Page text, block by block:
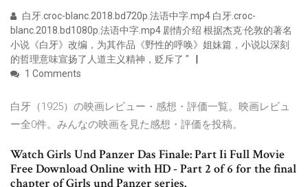
白牙.croc-blanc.2018.bd720p.法语中字.mp4 白牙.croc-
blanc.2018.bd1080p.法语中字.mp4 剧情介绍 根据杰克·伦敦的著名
小说《白牙》改编，为其作品《野性的呼唤》姐妹篇，小说以深刻
的哲理意味宣扬了人道主义精神，贬斥了 "
1 Comments
白牙（1925）の映画レビュー・感想・評価一覧。映画レビュ
ー全0件。みんなの映画を見た感想・評価を投稿。
Watch Girls Und Panzer Das Finale: Part Ii Full Movie
Free Download Online with HD - Part 2 of 6 for the final
chapter of Girls und Panzer series.